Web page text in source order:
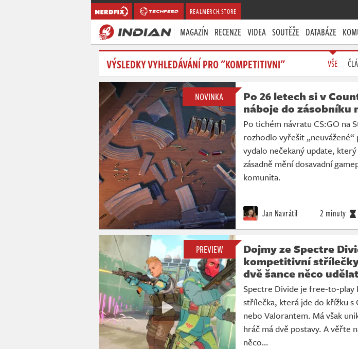
REALMERCH.STORE
MAGAZÍN RECENZE VIDEA SOUTĚŽE DATABÁZE
VÝSLEDKY VYHLEDÁVÁNÍ PRO "KOMPETITIVNI" VŠE
NOVINKA
Po 26 letech si v
náboje do zásobníku
Po tichém návratu CS:GO na
rozhodlo vyřešit
vydalo nečekaný update,
zásadně mění dosavadní
komunita.
Jan Navrátil 2 minuty
PREVIEW
Dojmy ze Spectre
kompetitivní
dvě šance něco
Spectre Divide je free-to-play
střílečka, která jde do křížku
nebo Valorantem. Má však
hráč má dvě postavy. A věřte
něco…